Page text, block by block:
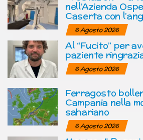
nell’Azienda
Caserta con
6 Agosto 2026
Al “Fucito” per
paziente
6 Agosto 2026
Ferragosto
Campania nella
sahariano
6 Agosto 2026